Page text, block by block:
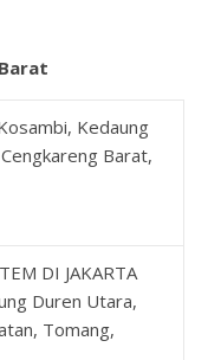
Kedaung
Barat,
DI JAKARTA
Duren Utara,
Tomang,